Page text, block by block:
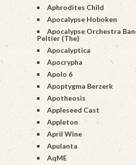
Aphrodites Child
Apocalypse Hoboken
Apocalypse Orchestra
Peltier (The)
Apocalyptica
Apocrypha
Apolo 6
Apoptygma Berzerk
Apotheosis
Appleseed Cast
Appleton
April Wine
Apulanta
AqME